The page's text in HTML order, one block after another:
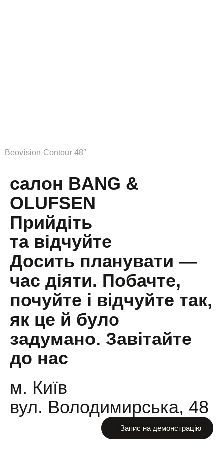
Beovision Contour 48″
салон BANG &
OLUFSEN
Прийдіть
та відчуйте
Досить планувати —
час діяти. Побачте,
почуйте і відчуйте так,
як це й було
задумано. Завітайте
до нас
м. Київ
вул. Володимирська, 48
Запис на демонстрацію